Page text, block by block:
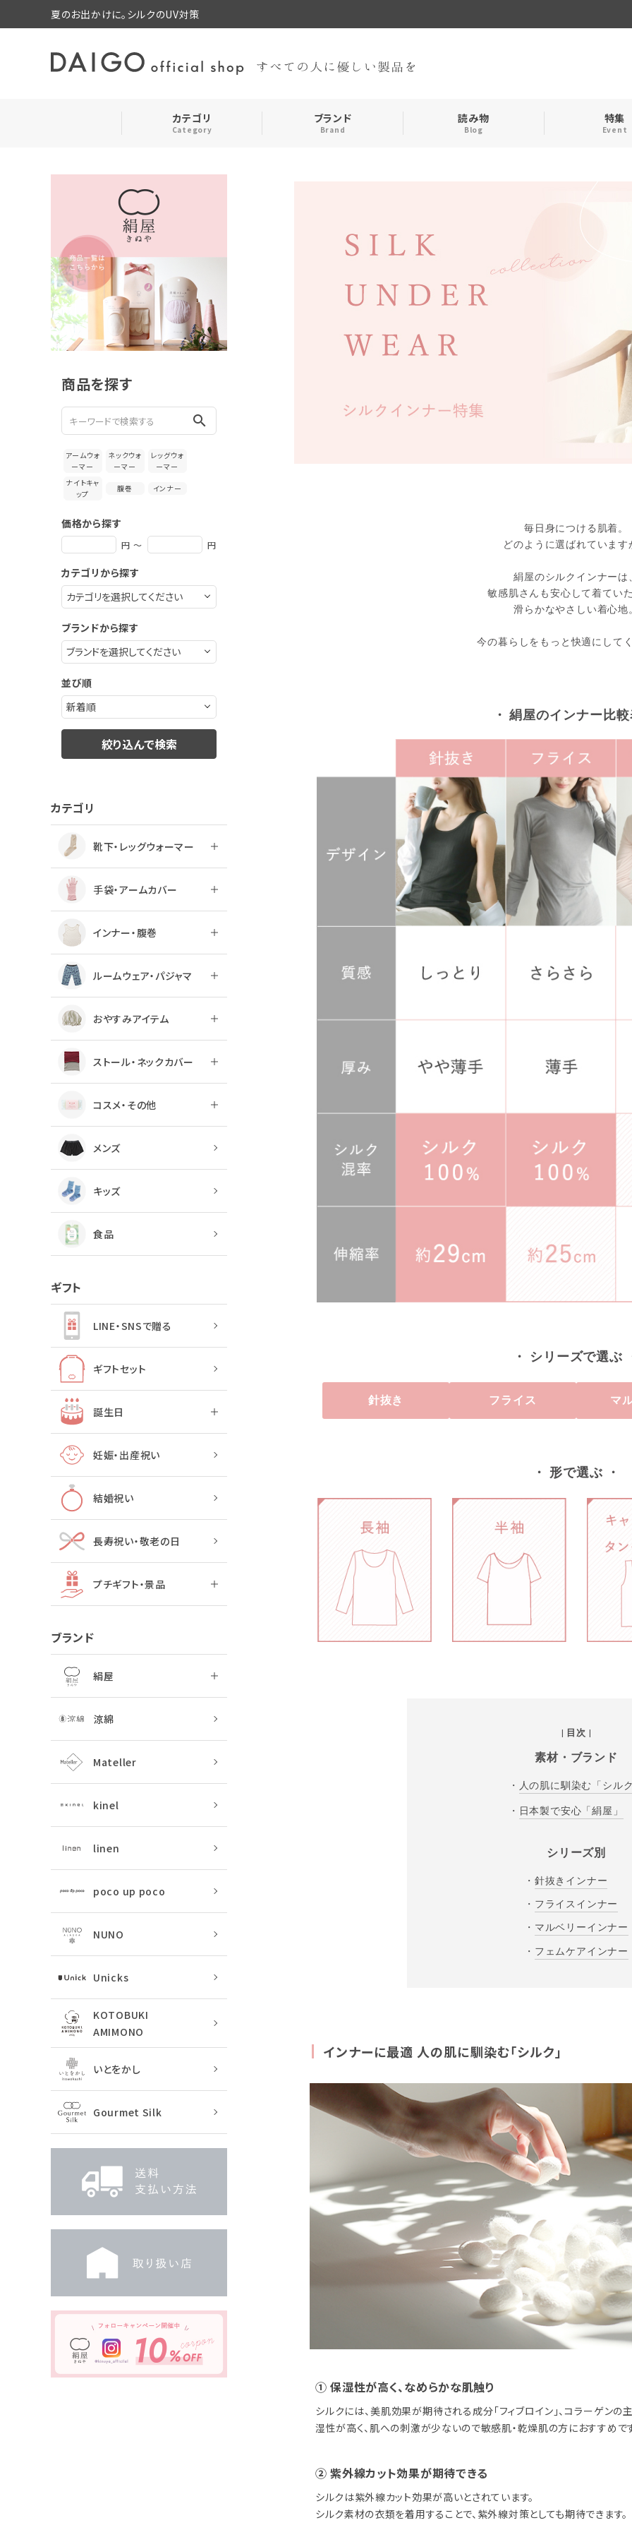
夏のお出かけに。シルクのUV対策
カテゴリ
Category
コスメ・その他
食品
ブランド
Brand
読み物
Blog
特集
Event
search
新着＆再入荷商品
カテゴリーから探す
ギフトを探す
ブランドから探す
お問い合わせ
ログアウト
商品を探す
search
アームウォ
ーマー
ネックウォ
ーマー
レッグウォ
ーマー
ナイトキャ
ップ
腹巻 インナー
価格から探す
円 ～ 円
カテゴリから探す
ブランドから探す
並び順
絞り込んで検索
カテゴリ
靴下・レッグウォーマー
手袋・アームカバー
インナー・腹巻
ルームウェア・パジャマ
おやすみアイテム
ストール・ネックカバー
コスメ・その他
メンズ
キッズ
食品
ギフト
LINE・SNSで贈る
ギフトセット
誕生日
妊娠・出産祝い
結婚祝い
長寿祝い・敬老の日
プチギフト・景品
ブランド
絹屋
涼綿
Mateller
kinel
linen
poco up poco
NUNO
Unicks
KOTOBUKI
AMIMONO
いとをかし
Gourmet Silk
毎日身につける肌着。
どのように選ばれています
絹屋のシルクインナーは
敏感肌さんも安心して着てい
滑らかなやさしい着心地
今の暮らしをもっと快適にして
・ 絹屋のインナー比
・ シリーズで選ぶ
針抜き フライス マ
・ 形で選ぶ ・
| 目次 |
素材・ブランド
・ 人の肌に馴染む「シル
・ 日本製で安心「絹屋」
シリーズ別
・ 針抜きインナー
・ フライスインナー
・ マルベリーインナー
・ フェムケアインナー
インナーに最適 人の肌に馴染む「シルク」
① 保湿性が高く、なめらかな肌触り
シルクには、美肌効果が期待される成分「フィブロイン」、コラーゲンの
湿性が高く、肌への刺激が少ないので敏感肌・乾燥肌の方におすすめで
② 紫外線カット効果が期待できる
シルクは紫外線カット効果が高いとされています。
シルク素材の衣類を着用することで、紫外線対策としても期待できます。